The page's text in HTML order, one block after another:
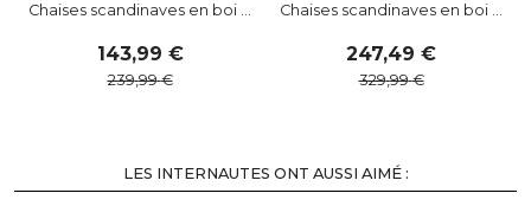
Chaises scandinaves en boi ...
143,99
239,99
Chaises scandinaves en boi ...
247,49
329,99
LES INTERNAUTES ONT AUSSI AIMÉ :